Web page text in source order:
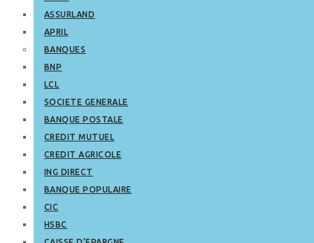
ASSURLAND
APRIL
BANQUES
BNP
LCL
SOCIETE GENERALE
BANQUE POSTALE
CREDIT MUTUEL
CREDIT AGRICOLE
ING DIRECT
BANQUE POPULAIRE
CIC
HSBC